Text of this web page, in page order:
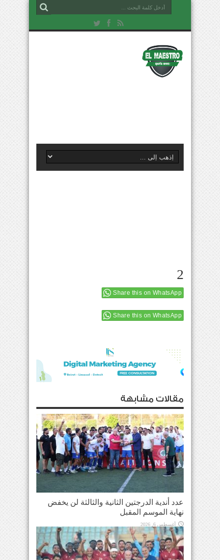
2
Share this on WhatsApp
Share this on WhatsApp
مقالات مشابهة
عدد أندية الدرجتين الثانية والثالثة لن يخفض
نهاية الموسم المقبل
أغسطس 6, 2026